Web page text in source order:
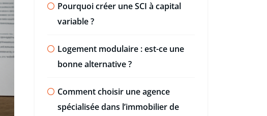
Pourquoi créer une SCI à capital
variable ?
Logement modulaire : est-ce une
bonne alternative ?
Comment choisir une agence
spécialisée dans l’immobilier de